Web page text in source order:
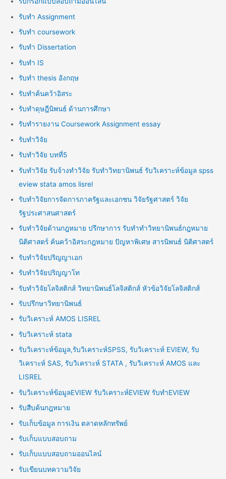
รับทำ Assignment
รับทำ coursework
รับทำ Dissertation
รับทำ IS
รับทำ thesis อังกฤษ
รับทำค้นคว้าอิสระ
รับทำดุษฎีนิพนธ์ ด้านการศึกษา
รับทำรายงาน Coursework Assignment essay
รับทำวิจัย
รับทำวิจัย บทที่5
รับทำวิจัย รับจ้างทำวิจัย รับทำวิทยานิพนธ์ รับวิเคราะห์ข้อมูล spss
eview stata amos lisrel
รับทำวิจัยการจัดการภาครัฐและเอกชน วิจัยรัฐศาสตร์ วิจัย
รัฐประศาสนศาสตร์
รับทำวิจัยด้านกฎหมาย ปรึกษาการ รับทำทำวิทยานิพนธ์กฎหมาย
นิติศาสตร์ ค้นคว้าอิสระกฎหมาย ปัญหาพิเศษ สารนิพนธ์ นิติศาสตร์
รับทำวิจัยปริญญาเอก
รับทำวิจัยปริญญาโท
รับทำวิจัยโลจิสติกส์ วิทยานิพนธ์โลจิสติกส์ หัวข้อวิจัยโลจิสติกส์
รับปรึกษาวิทยานิพนธ์
รับวิเคราะห์ AMOS LISREL
รับวิเคราะห์ stata
รับวิเคราะห์ข้อมูล,รับวิเคราะห์SPSS, รับวิเคราะห์ EVIEW, รับ
วิเคราะห์ SAS, รับวิเคราะห์ STATA , รับวิเคราะห์ AMOS และ
LISREL
รับวิเคราะห์ข้อมูลEVIEW รับวิเคราะห์EVIEW รับทำEVIEW
รับสืบค้นกฎหมาย
รับเก็บข้อมูล การเงิน ตลาดหลักทรัพย์
รับเก็บแบบสอบถาม
รับเก็บแบบสอบถามออนไลน์
รับเขียนบทความวิจัย